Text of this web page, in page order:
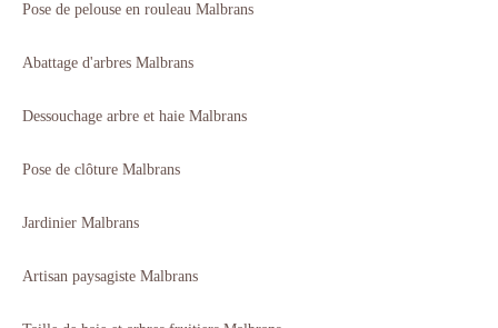
Pose de pelouse en rouleau Malbrans
Abattage d'arbres Malbrans
Dessouchage arbre et haie Malbrans
Pose de clôture Malbrans
Jardinier Malbrans
Artisan paysagiste Malbrans